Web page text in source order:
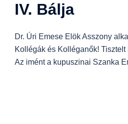
IV. Bálja
Dr. Úri Emese Elök Asszony
Kollégák és Kolléganők!
Az imént a kupuszinai Szanka